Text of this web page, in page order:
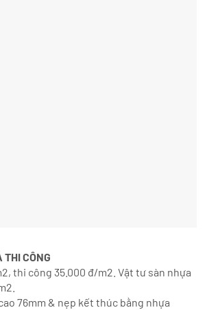
THI CÔNG
thi công 35.000 đ/m2. Vật tư sàn nhựa
76mm & nẹp kết thúc bằng nhựa